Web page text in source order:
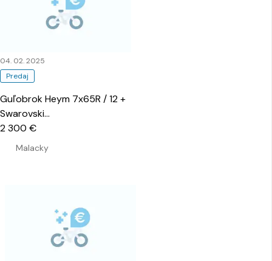
Predaj
04. 02. 2025
Guľobrok Heym 7x65R / 12 +
Swarovski…
Malacky
2 300 €